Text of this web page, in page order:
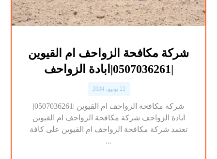
شركة مكافحة الزواحف ام القيوين
|0507036261|ابادة الزواحف
22 يونيو، 2024
شركة مكافحة الزواحف ام القيوين |0507036261|
ابادة الزواحف شركة مكافحة الزواحف ام القيوين
تعتمد شركة مكافحة الزواحف ام القيوين على كافة
...